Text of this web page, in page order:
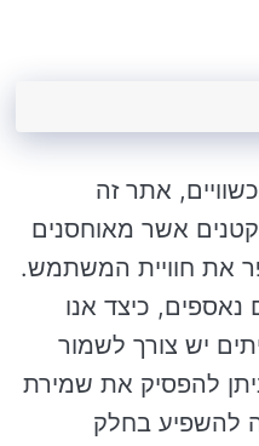
אתר זה
אשר מאוחסנים
את חוויית המשתמש.
נאספים, כיצד אנו
יש צורך לשמור
להפסיק את שמירת
להשפיע בחלק